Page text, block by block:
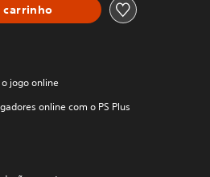
carrinho
o jogo online
online com o PS Plus